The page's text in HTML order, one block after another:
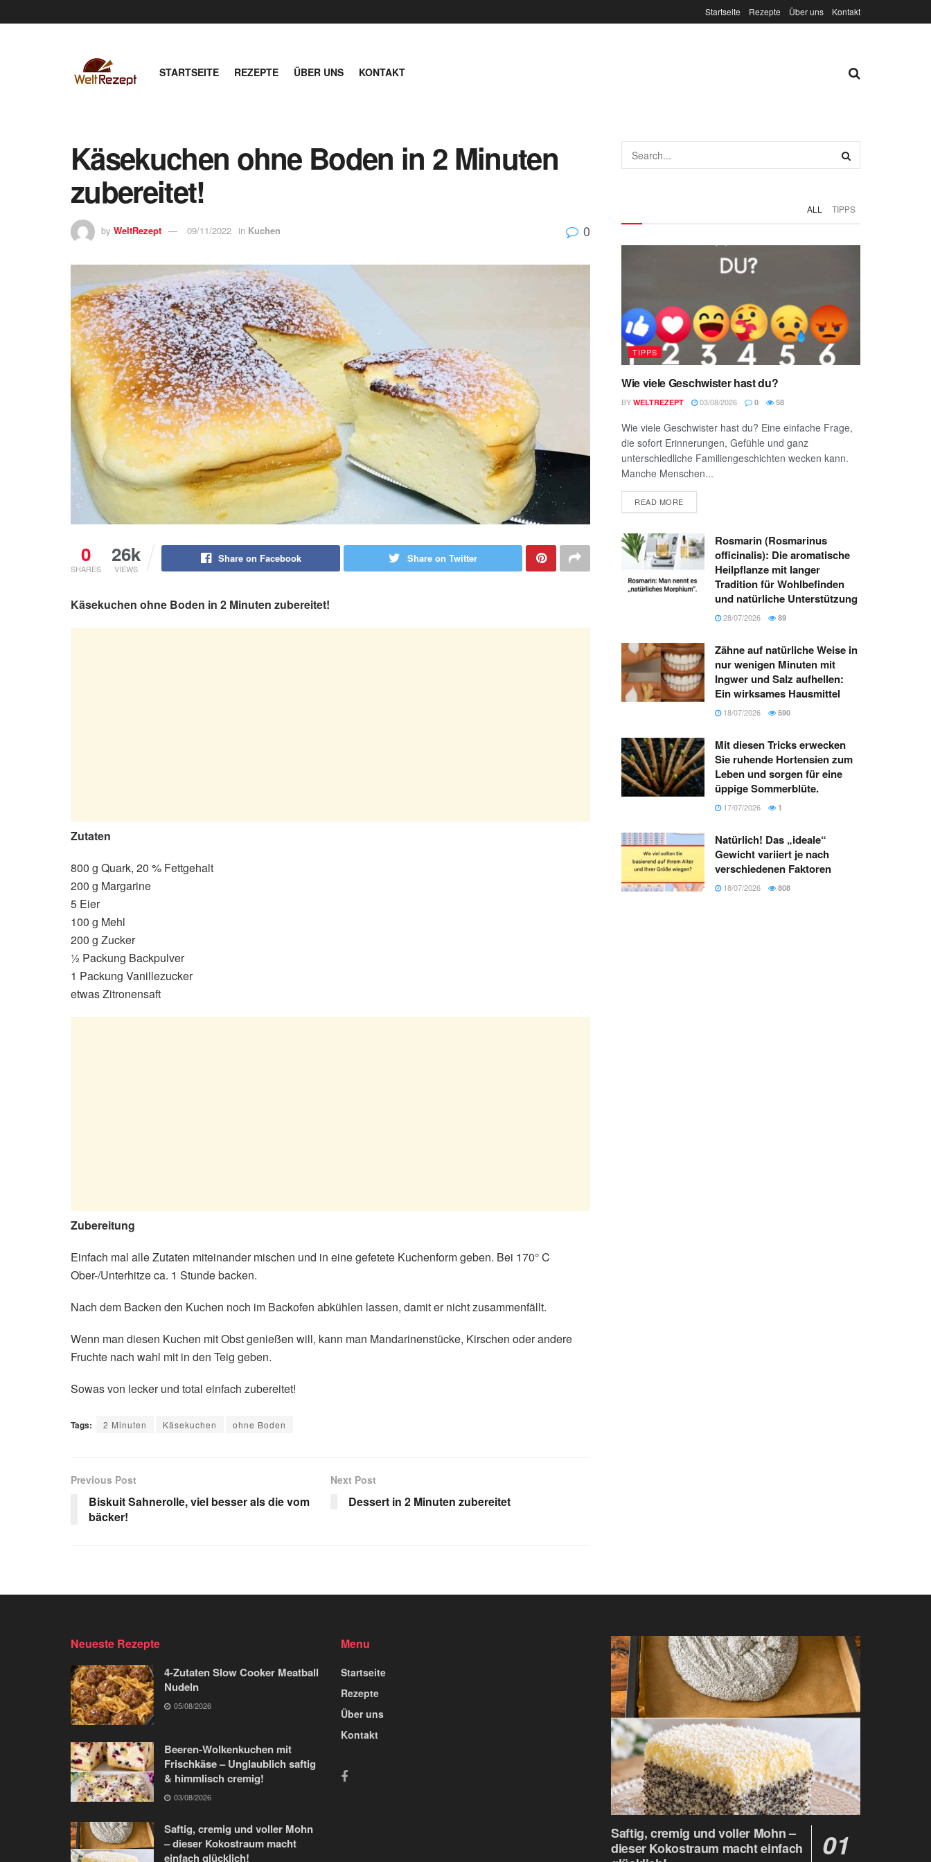
Startseite Rezepte Über uns Kontakt
STARTSEITE REZEPTE ÜBER UNS KONTAKT
Käsekuchen ohne Boden in 2 Minuten
zubereitet!
by WeltRezept 09/11/2022 in Kuchen 0
0
SHARES
26k
VIEWS
Share on Facebook Share on Twitter
Käsekuchen ohne Boden in 2 Minuten zubereitet!
Zutaten
800 g Quark, 20 % Fettgehalt
200 g Margarine
5 Eier
100 g Mehl
200 g Zucker
½ Packung Backpulver
1 Packung Vanillezucker
etwas Zitronensaft
Zubereitung
Einfach mal alle Zutaten miteinander mischen und in eine gefetete Kuchenform geben. Bei 170° C
Ober-/Unterhitze ca. 1 Stunde backen.
Nach dem Backen den Kuchen noch im Backofen abkühlen lassen, damit er nicht zusammenfällt.
Wenn man diesen Kuchen mit Obst genießen will, kann man Mandarinenstücke, Kirschen oder andere
Fruchte nach wahl mit in den Teig geben.
Sowas von lecker und total einfach zubereitet!
Tags: 2 Minuten Käsekuchen ohne Boden
Previous Post
Biskuit Sahnerolle, viel besser als die vom
bäcker!
Next Post
Dessert in 2 Minuten zubereitet
ALL TIPPS
TIPPS
Wie viele Geschwister hast du?
BY WELTREZEPT 03/08/2026 0 58
Wie viele Geschwister hast du? Eine einfache Frage,
die sofort Erinnerungen, Gefühle und ganz
unterschiedliche Familiengeschichten wecken kann.
Manche Menschen...
READ MORE
Rosmarin (Rosmarinus
officinalis): Die aromatische
Heilpflanze mit langer
Tradition für Wohlbefinden
und natürliche Unterstützung
28/07/2026 89
Zähne auf natürliche Weise in
nur wenigen Minuten mit
Ingwer und Salz aufhellen:
Ein wirksames Hausmittel
18/07/2026 590
Mit diesen Tricks erwecken
Sie ruhende Hortensien zum
Leben und sorgen für eine
üppige Sommerblüte.
17/07/2026 1
Natürlich! Das „ideale“
Gewicht variiert je nach
verschiedenen Faktoren
18/07/2026 808
Neueste Rezepte
4-Zutaten Slow Cooker Meatball
Nudeln
05/08/2026
Beeren-Wolkenkuchen mit
Frischkäse – Unglaublich saftig
& himmlisch cremig!
03/08/2026
Saftig, cremig und voller Mohn
– dieser Kokostraum macht
einfach glücklich!
Menu
Startseite
Rezepte
Über uns
Kontakt
Saftig, cremig und voller Mohn –
dieser Kokostraum macht einfach